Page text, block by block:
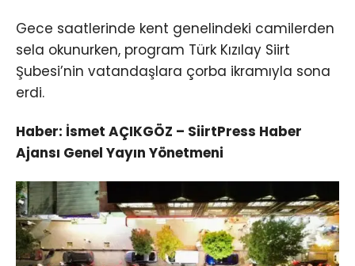
Gece saatlerinde kent genelindeki camilerden
sela okunurken, program Türk Kızılay Siirt
Şubesi’nin vatandaşlara çorba ikramıyla sona
erdi.
Haber: İsmet AÇIKGÖZ – SiirtPress Haber
Ajansı Genel Yayın Yönetmeni